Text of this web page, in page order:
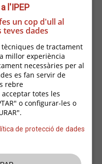
l'IPEP
un cop d'ull al
dades
de tractament
millor experiència
necessàries per al
es fan servir de
rebre
totes les
o configurar-les o
de protecció de dades